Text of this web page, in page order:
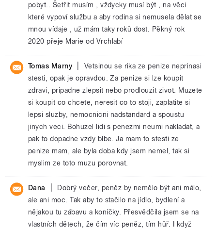
pobyt.. Šetřit musím , vždycky musí být , na věci
které vypoví službu a aby rodina si nemusela dělat se
mnou vídaje , už mám taky roků dost. Pěkný rok
2020 přeje Marie od Vrchlabí
Tomas Marny
Vetsinou se rika ze penize neprinasi
stesti, opak je opravdou. Za penize si lze koupit
zdravi, pripadne zlepsit nebo prodlouzit zivot. Muzete
si koupit co chcete, neresit co to stoji, zaplatite si
lepsi sluzby, nemocnicni nadstandard a spoustu
jinych veci. Bohuzel lidi s penezmi neumi nakladat, a
pak to dopadne vzdy blbe. Ja mam to stesti ze
penize mam, ale byla doba kdy jsem nemel, tak si
myslim ze toto muzu porovnat.
Dana
Dobrý večer, peněz by nemělo být ani málo,
ale ani moc. Tak aby to stačilo na jídlo, bydlení a
nějakou tu zábavu a koníčky. Přesvědčila jsem se na
vlastních dětech, že čím víc peněz, tím hůř. I když